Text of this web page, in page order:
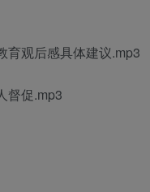
育观后感具体建议.mp3
督促.mp3